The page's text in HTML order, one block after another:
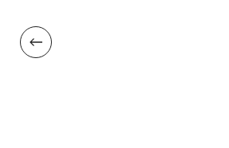
АКСЕССУАРЫ